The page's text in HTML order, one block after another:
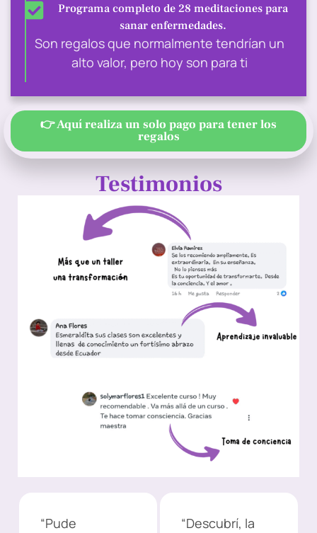
Programa completo de 28 meditaciones para
sanar enfermedades.
Son regalos que normalmente tendrían un
alto valor, pero hoy son para ti
👉 Aquí realiza un solo pago para tener los
regalos
Testimonios
“Pude
“Descubrí, la